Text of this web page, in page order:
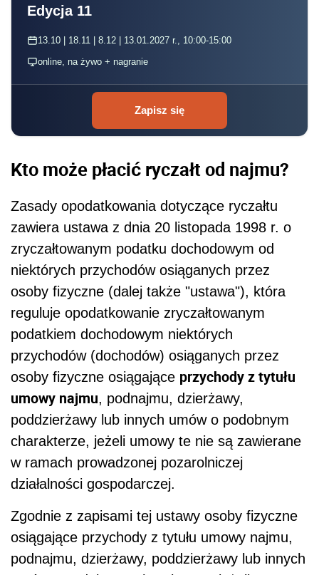
Edycja 11
13.10 | 18.11 | 8.12 | 13.01.2027 r., 10:00-15:00
online, na żywo + nagranie
Zapisz się
Kto może płacić ryczałt od najmu?
Zasady opodatkowania dotyczące ryczałtu
zawiera ustawa z dnia 20 listopada 1998 r. o
zryczałtowanym podatku dochodowym od
niektórych przychodów osiąganych przez
osoby fizyczne (dalej także "ustawa"), która
reguluje opodatkowanie zryczałtowanym
podatkiem dochodowym niektórych
przychodów (dochodów) osiąganych przez
osoby fizyczne osiągające przychody z tytułu
umowy najmu, podnajmu, dzierżawy,
poddzierżawy lub innych umów o podobnym
charakterze, jeżeli umowy te nie są zawierane
w ramach prowadzonej pozarolniczej
działalności gospodarczej.
Zgodnie z zapisami tej ustawy osoby fizyczne
osiągające przychody z tytułu umowy najmu,
podnajmu, dzierżawy, poddzierżawy lub innych